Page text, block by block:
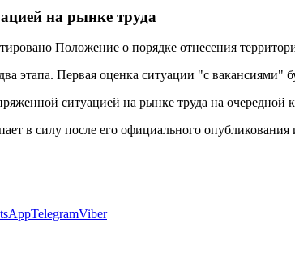
на рынке труда
Положение о порядке отнесения
этапа. Первая оценка ситуации "с вакансиями"
ситуацией на рынке труда на очередной
в силу после его официального
TelegramViber